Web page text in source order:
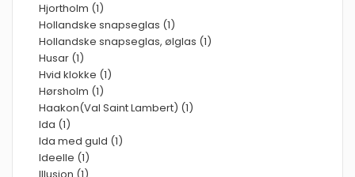
Hjortholm (1)
Hollandske snapseglas (1)
Hollandske snapseglas, ølglas (1)
Husar (1)
Hvid klokke (1)
Hørsholm (1)
Haakon(Val Saint Lambert) (1)
Ida (1)
Ida med guld (1)
Ideelle (1)